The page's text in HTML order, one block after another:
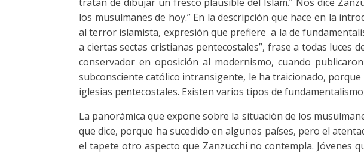
los musulmanes de hoy.” En la descripción que hace en la
al terror islamista, expresión que prefiere a la de
a ciertas sectas cristianas pentecostales”, frase a todas
conservador en oposición al modernismo, cuando
subconsciente católico intransigente, le ha traicionado,
iglesias pentecostales. Existen varios tipos de
La panorámica que expone sobre la situación de los
que dice, porque ha sucedido en algunos países, pero el
el tapete otro aspecto que Zanzucchi no contempla. Jóvenes